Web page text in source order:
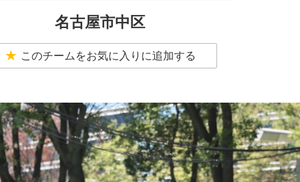
名古屋市中区
このチームをお気に入りに追加する